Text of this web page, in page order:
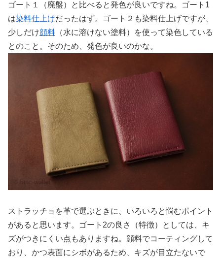
ゴート１（廃盤）と比べると発色が良いですね。ゴート1
は染料仕上げだったはず。ゴート２も染料仕上げですが、
少しだけ顔料 （水に溶けない塗料）を使って染色している
とのこと。そのため、発色が良いのかな。
ストラッチョを革で選ぶときに、いろいろと悩むポイント
があると思います。ゴート2の良さ（特徴）としては、キ
ズがつきにくい点もありますね。顔料でコーティングして
おり、かつ表面にシボがあるため、キズが目立たないで